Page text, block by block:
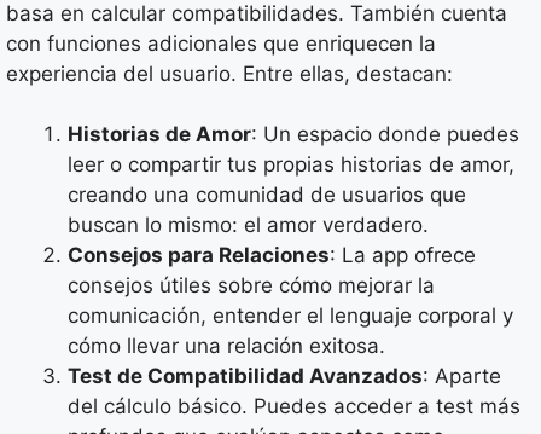
basa en calcular compatibilidades. También cuenta
con funciones adicionales que enriquecen la
experiencia del usuario. Entre ellas, destacan:
Historias de Amor: Un espacio donde puedes
leer o compartir tus propias historias de amor,
creando una comunidad de usuarios que
buscan lo mismo: el amor verdadero.
Consejos para Relaciones: La app ofrece
consejos útiles sobre cómo mejorar la
comunicación, entender el lenguaje corporal y
cómo llevar una relación exitosa.
Test de Compatibilidad Avanzados: Aparte
del cálculo básico. Puedes acceder a test más